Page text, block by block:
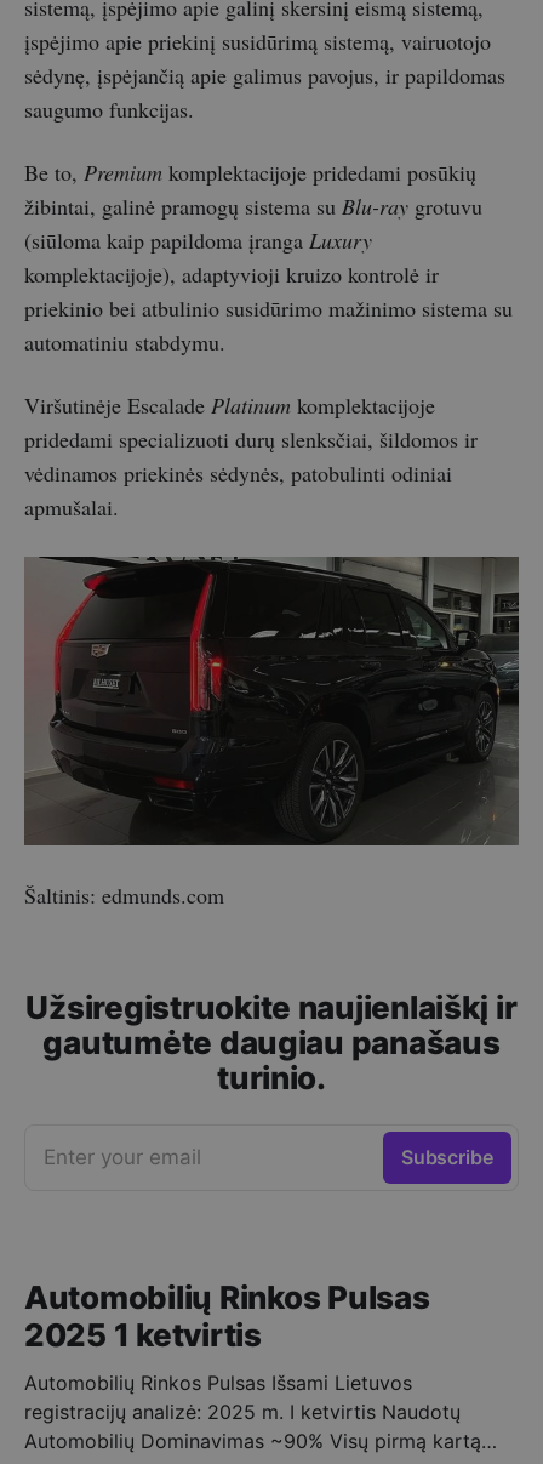
sistemą, įspėjimo apie galinį skersinį eismą sistemą,
įspėjimo apie priekinį susidūrimą sistemą, vairuotojo
sėdynę, įspėjančią apie galimus pavojus, ir papildomas
saugumo funkcijas.
Be to, Premium komplektacijoje pridedami posūkių
žibintai, galinė pramogų sistema su Blu-ray grotuvu
(siūloma kaip papildoma įranga Luxury
komplektacijoje), adaptyvioji kruizo kontrolė ir
priekinio bei atbulinio susidūrimo mažinimo sistema su
automatiniu stabdymu.
Viršutinėje Escalade Platinum komplektacijoje
pridedami specializuoti durų slenksčiai, šildomos ir
vėdinamos priekinės sėdynės, patobulinti odiniai
apmušalai.
Šaltinis: edmunds.com
Užsiregistruokite naujienlaiškį ir
gautumėte daugiau panašaus
turinio.
Enter your email Subscribe
Automobilių Rinkos Pulsas
2025 1 ketvirtis
Automobilių Rinkos Pulsas Išsami Lietuvos
registracijų analizė: 2025 m. I ketvirtis Naudotų
Automobilių Dominavimas ~90% Visų pirmą kartą